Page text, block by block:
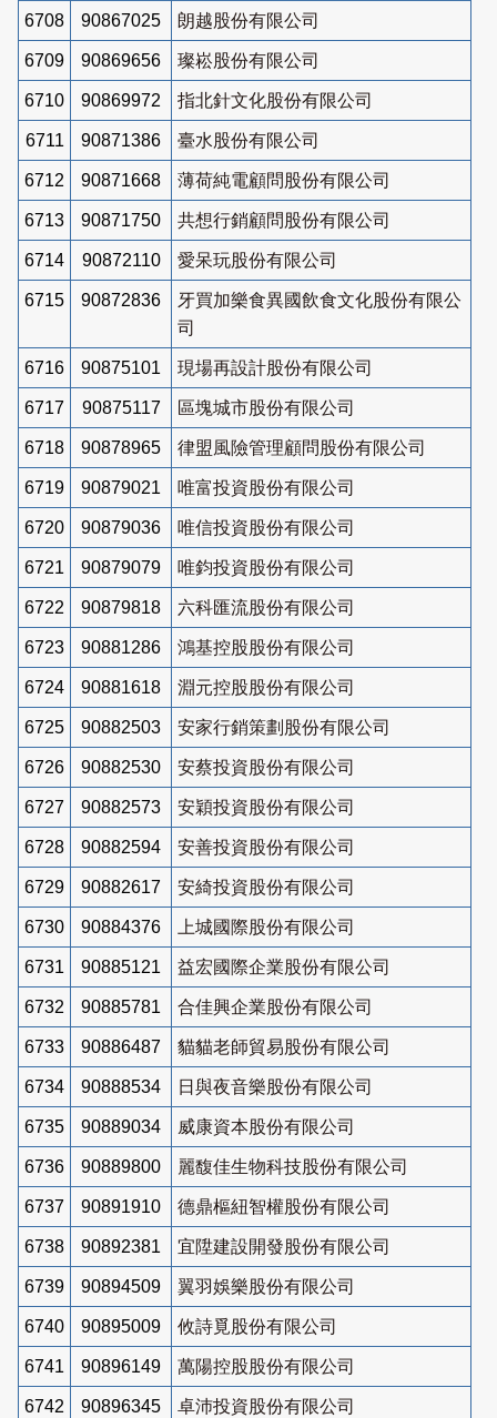
6708 90867025 朗越股份有限公司
6709 90869656 璨崧股份有限公司
6710 90869972 指北針文化股份有限公司
6711 90871386 臺水股份有限公司
6712 90871668 薄荷純電顧問股份有限公司
6713 90871750 共想行銷顧問股份有限公司
6714 90872110 愛呆玩股份有限公司
6715 90872836
牙買加樂食異國飲食文化股份有限公
司
6716 90875101 現場再設計股份有限公司
6717 90875117 區塊城市股份有限公司
6718 90878965 律盟風險管理顧問股份有限公司
6719 90879021 唯富投資股份有限公司
6720 90879036 唯信投資股份有限公司
6721 90879079 唯鈞投資股份有限公司
6722 90879818 六科匯流股份有限公司
6723 90881286 鴻基控股股份有限公司
6724 90881618 淵元控股股份有限公司
6725 90882503 安家行銷策劃股份有限公司
6726 90882530 安蔡投資股份有限公司
6727 90882573 安穎投資股份有限公司
6728 90882594 安善投資股份有限公司
6729 90882617 安綺投資股份有限公司
6730 90884376 上城國際股份有限公司
6731 90885121 益宏國際企業股份有限公司
6732 90885781 合佳興企業股份有限公司
6733 90886487 貓貓老師貿易股份有限公司
6734 90888534 日與夜音樂股份有限公司
6735 90889034 威康資本股份有限公司
6736 90889800 麗馥佳生物科技股份有限公司
6737 90891910 德鼎樞紐智權股份有限公司
6738 90892381 宜陞建設開發股份有限公司
6739 90894509 翼羽娛樂股份有限公司
6740 90895009 攸詩覓股份有限公司
6741 90896149 萬陽控股股份有限公司
6742 90896345 卓沛投資股份有限公司